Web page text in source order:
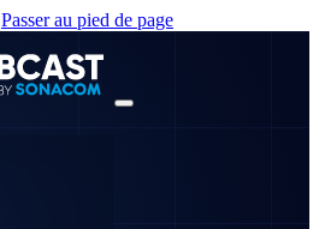
Passer au pied de page